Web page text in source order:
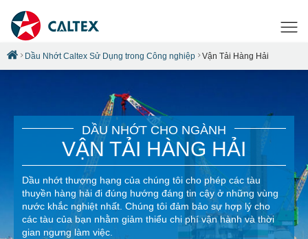
Dầu Nhớt Caltex Sử Dụng trong Công nghiệp Vận Tải Hàng Hải
DẦU NHỚT CHO NGÀNH
VẬN TẢI HÀNG HẢI
Dầu nhớt thượng hạng của chúng tôi cho phép các tàu
thuyền hàng hải đi đúng hướng đáng tin cậy ở những vùng
nước khắc nghiệt nhất. Chúng tôi đảm bảo sự hợp lý cho
các tàu của bạn nhằm giảm thiểu chi phí vận hành và thời
gian ngưng làm việc.